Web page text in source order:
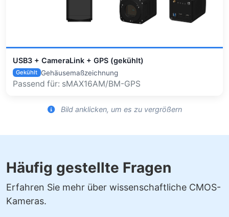
USB3 + CameraLink + GPS (gekühlt)
Gekühlt Gehäusemaßzeichnung
Passend für: sMAX16AM/BM-GPS
Bild anklicken, um es zu vergrößern
Häufig gestellte Fragen
Erfahren Sie mehr über wissenschaftliche CMOS-
Kameras.